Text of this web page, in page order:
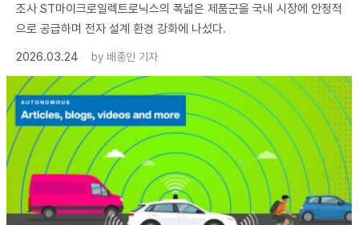
조사 ST마이크로일렉트로닉스의 폭넓은 제품군을 국내 시장에 안정적
으로 공급하며 전자 설계 환경 강화에 나섰다.
2026.03.24
by 배종인 기자